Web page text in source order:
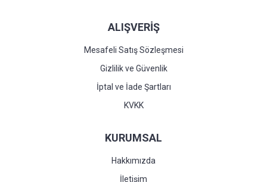
ALIŞVERİŞ
Mesafeli Satış Sözleşmesi
Gizlilik ve Güvenlik
İptal ve İade Şartları
KVKK
KURUMSAL
Hakkımızda
İletişim